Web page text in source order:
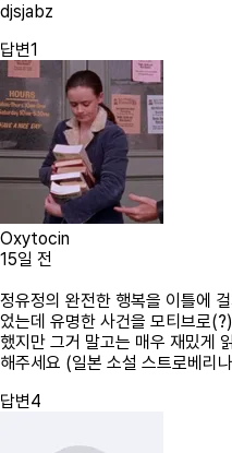
djsjabz
답변1
Oxytocin
15일 전
정유정의 완전한 행복을 이틀에
었는데 유명한 사건을 모티브로
했지만 그거 말고는 매우 재밌게
해주세요 (일본 소설 스트로베리
답변4